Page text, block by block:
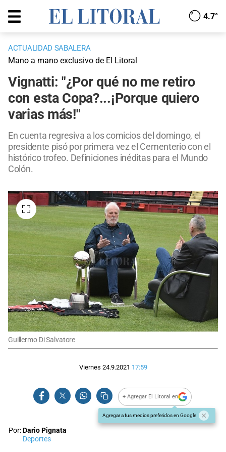
4.7°
ACTUALIDAD SABALERA
Mano a mano exclusivo de El Litoral
Vignatti: "¿Por qué no me retiro
con esta Copa?...¡Porque quiero
varias más!"
En cuenta regresiva a los comicios del domingo, el
presidente pisó por primera vez el Cementerio con el
histórico trofeo. Definiciones inéditas para el Mundo
Colón.
Guillermo Di Salvatore
Viernes 24.9.2021 17:59
+ Agregar El Litoral en
Agregar a tus medios preferidos en Google
Por:Dario Pignata
Deportes